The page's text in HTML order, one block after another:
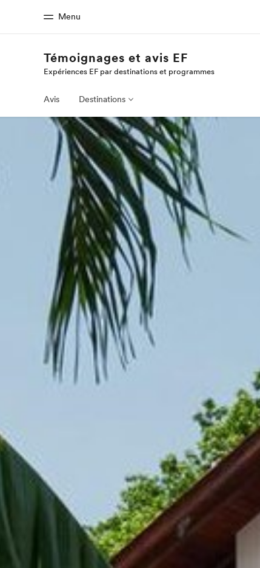
Menu
Accueil
Bienvenue chez EF
Témoignages et avis EF
Expériences EF par destinations et programmes
Avis Destinations